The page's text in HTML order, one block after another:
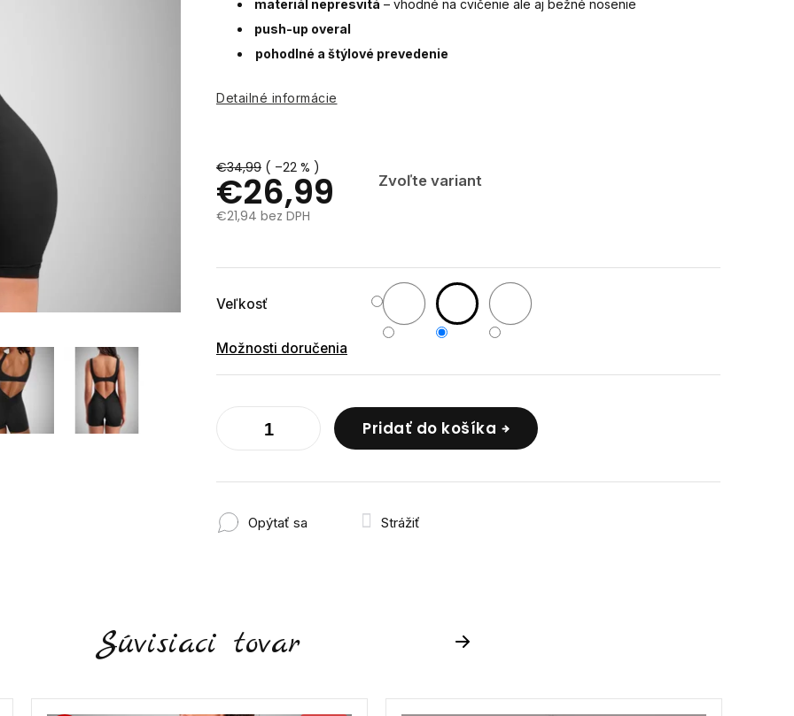
€34,99 ( –22 % )
€26,99
Zvoľte variant
€21,94 bez DPH
Veľkosť
Možnosti doručenia
Pridať do košíka
materiál nepresvitá – vhodné na cvičenie ale aj bežné nosenie
push-up overal
pohodlné a štýlové prevedenie
Detailné informácie
Opýtať sa Strážiť
Súvisiaci tovar Next